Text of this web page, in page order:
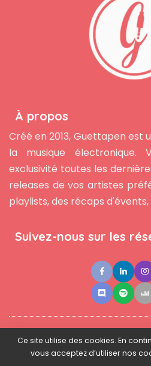
À propos
Créé en 2013, Guettapen est
la musique électronique.
exclusivité toutes les
releases de vos artistes
playlists, des récaps
Suivez-nous sur les
Contact ●Newsletter ●
Ce site utilise des cookies. En
vous acceptez d’utiliser nos